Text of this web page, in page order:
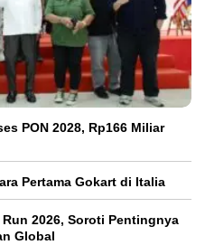
PON 2028, Rp166 Miliar
Pertama Gokart di Italia
2026, Soroti Pentingnya
Global